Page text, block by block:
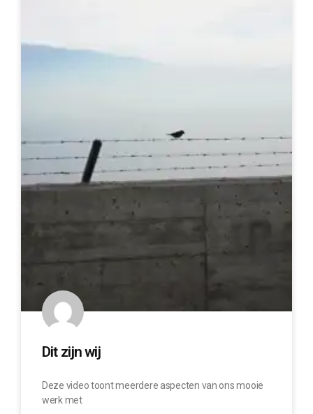
Dit zijn wij
Deze video toont meerdere aspecten van ons mooie
werk met